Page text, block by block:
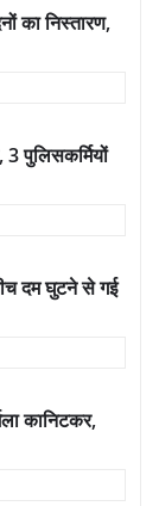
का निस्तारण,
पुलिसकर्मियों
दम घुटने से गई
कानिटकर,